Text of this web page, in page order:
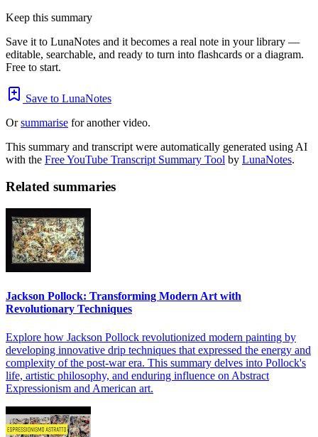
Keep this summary
Save it to LunaNotes and it becomes a real note in your library —
editable, searchable, and ready to turn into flashcards or a diagram.
Free to start.
Save to LunaNotes
Orsummarise for another video.
This summary and transcript were automatically generated using AI
with the Free YouTube Transcript Summary Tool by LunaNotes.
Related summaries
Jackson Pollock: Transforming Modern Art with
Revolutionary Techniques
Explore how Jackson Pollock revolutionized modern painting by
developing innovative drip techniques that expressed the energy and
complexity of the post-war era. This summary delves into Pollock's
life, artistic philosophy, and enduring influence on Abstract
Expressionism and American art.